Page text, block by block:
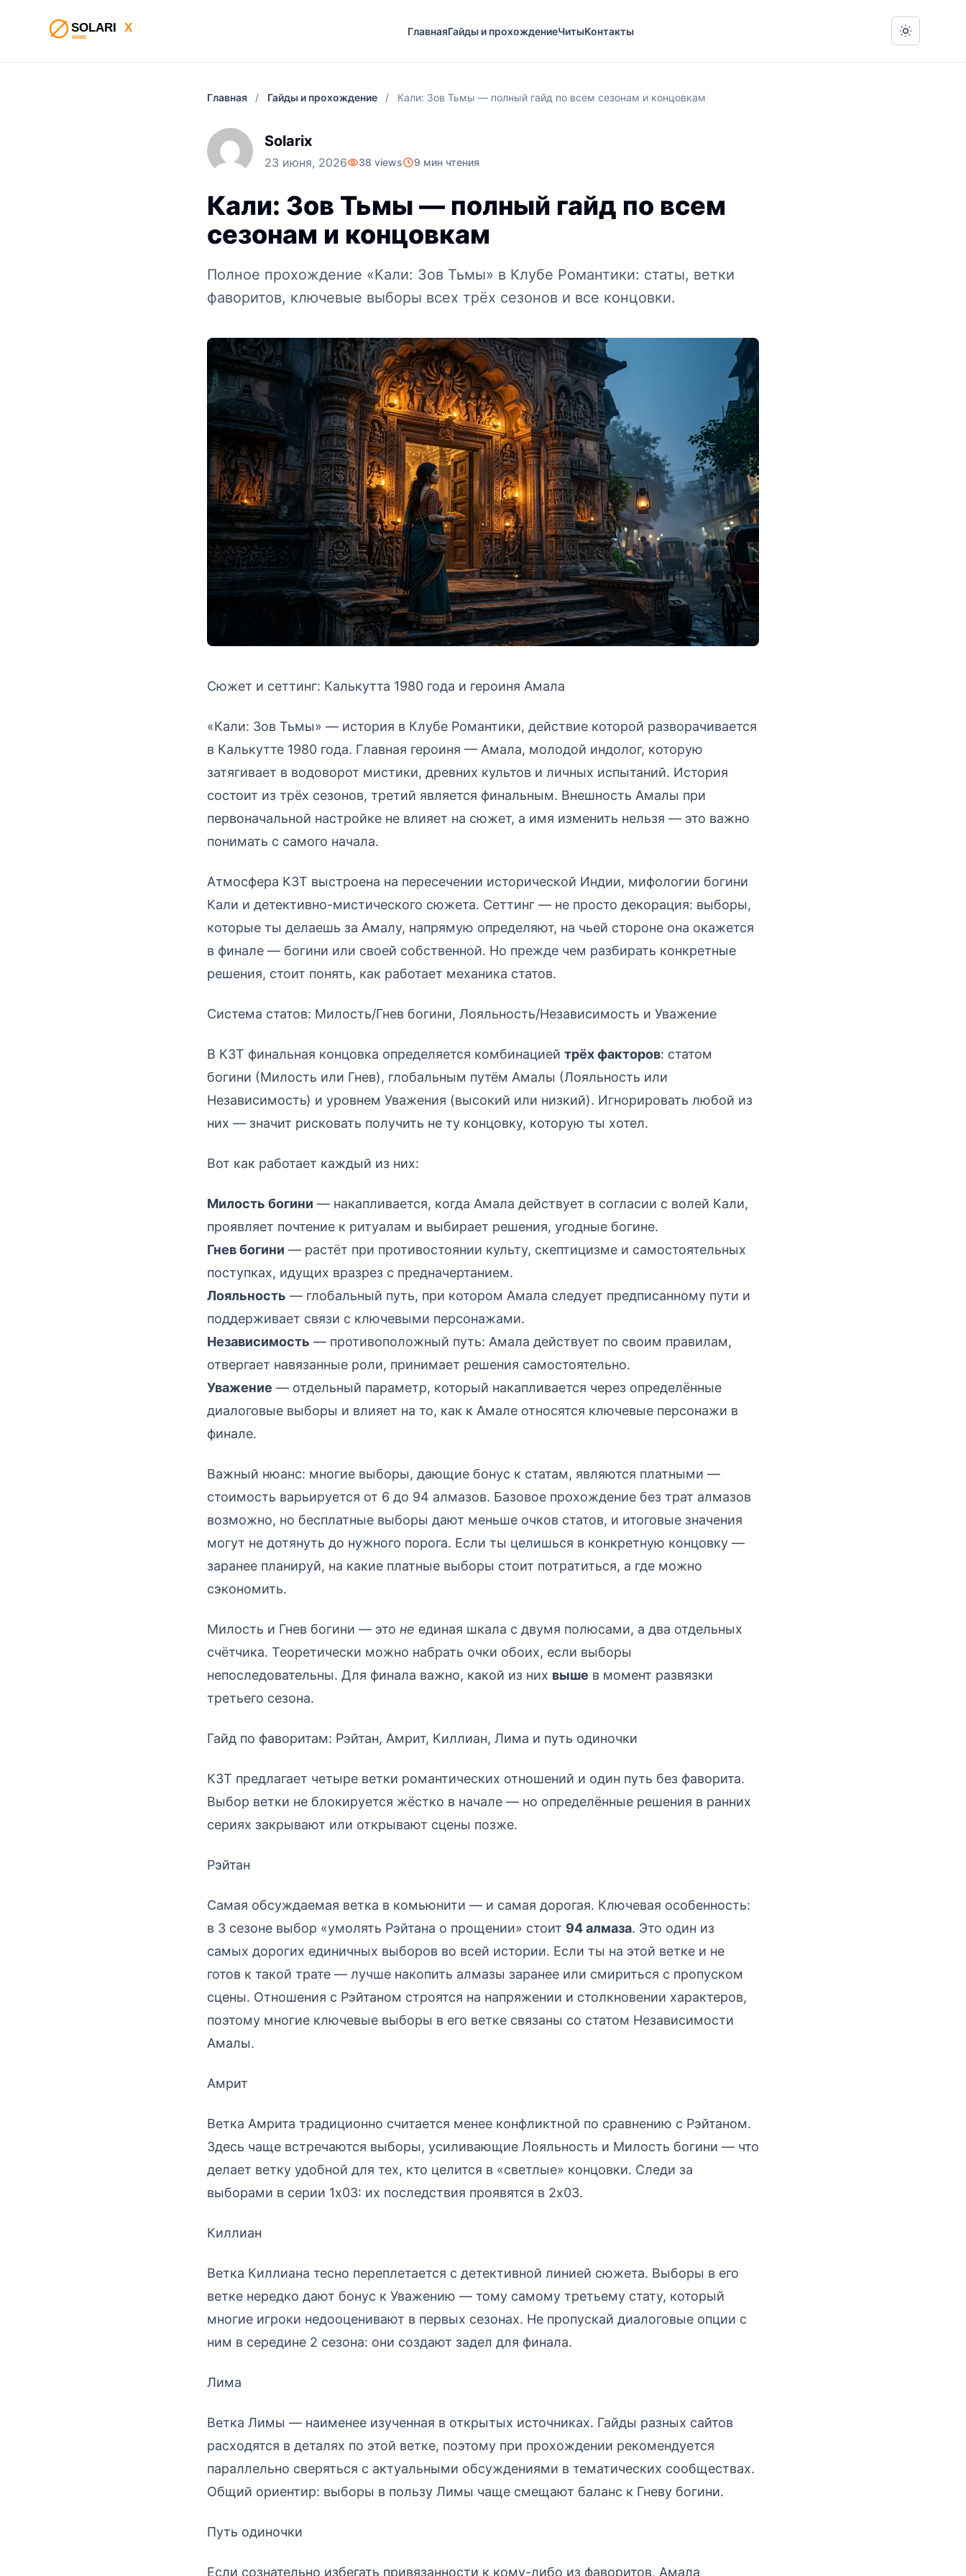
ГлавнаяГайды и прохождениеЧитыКонтакты Switch to
Главная / Гайды и прохождение / Кали: Зов Тьмы — полный гайд по всем сезонам и концовкам
Solarix
23 июня, 2026 38 views 9 мин чтения
Кали: Зов Тьмы — полный гайд по всем
сезонам и концовкам
Полное прохождение «Кали: Зов Тьмы» в Клубе Романтики: статы, ветки
фаворитов, ключевые выборы всех трёх сезонов и все концовки.
Сюжет и сеттинг: Калькутта 1980 года и героиня Амала
«Кали: Зов Тьмы» — история в Клубе Романтики, действие которой разворачивается
в Калькутте 1980 года. Главная героиня — Амала, молодой индолог, которую
затягивает в водоворот мистики, древних культов и личных испытаний. История
состоит из трёх сезонов, третий является финальным. Внешность Амалы при
первоначальной настройке не влияет на сюжет, а имя изменить нельзя — это важно
понимать с самого начала.
Атмосфера КЗТ выстроена на пересечении исторической Индии, мифологии богини
Кали и детективно-мистического сюжета. Сеттинг — не просто декорация: выборы,
которые ты делаешь за Амалу, напрямую определяют, на чьей стороне она окажется
в финале — богини или своей собственной. Но прежде чем разбирать конкретные
решения, стоит понять, как работает механика статов.
Система статов: Милость/Гнев богини, Лояльность/Независимость и Уважение
В КЗТ финальная концовка определяется комбинацией трёх факторов: статом
богини (Милость или Гнев), глобальным путём Амалы (Лояльность или
Независимость) и уровнем Уважения (высокий или низкий). Игнорировать любой из
них — значит рисковать получить не ту концовку, которую ты хотел.
Вот как работает каждый из них:
Милость богини — накапливается, когда Амала действует в согласии с волей Кали,
проявляет почтение к ритуалам и выбирает решения, угодные богине.
Гнев богини — растёт при противостоянии культу, скептицизме и самостоятельных
поступках, идущих вразрез с предначертанием.
Лояльность — глобальный путь, при котором Амала следует предписанному пути и
поддерживает связи с ключевыми персонажами.
Независимость — противоположный путь: Амала действует по своим правилам,
отвергает навязанные роли, принимает решения самостоятельно.
Уважение — отдельный параметр, который накапливается через определённые
диалоговые выборы и влияет на то, как к Амале относятся ключевые персонажи в
финале.
Важный нюанс: многие выборы, дающие бонус к статам, являются платными —
стоимость варьируется от 6 до 94 алмазов. Базовое прохождение без трат алмазов
возможно, но бесплатные выборы дают меньше очков статов, и итоговые значения
могут не дотянуть до нужного порога. Если ты целишься в конкретную концовку —
заранее планируй, на какие платные выборы стоит потратиться, а где можно
сэкономить.
Милость и Гнев богини — это не единая шкала с двумя полюсами, а два отдельных
счётчика. Теоретически можно набрать очки обоих, если выборы
непоследовательны. Для финала важно, какой из них выше в момент развязки
третьего сезона.
Гайд по фаворитам: Рэйтан, Амрит, Киллиан, Лима и путь одиночки
КЗТ предлагает четыре ветки романтических отношений и один путь без фаворита.
Выбор ветки не блокируется жёстко в начале — но определённые решения в ранних
сериях закрывают или открывают сцены позже.
Рэйтан
Самая обсуждаемая ветка в комьюнити — и самая дорогая. Ключевая особенность:
в 3 сезоне выбор «умолять Рэйтана о прощении» стоит 94 алмаза. Это один из
самых дорогих единичных выборов во всей истории. Если ты на этой ветке и не
готов к такой трате — лучше накопить алмазы заранее или смириться с пропуском
сцены. Отношения с Рэйтаном строятся на напряжении и столкновении характеров,
поэтому многие ключевые выборы в его ветке связаны со статом Независимости
Амалы.
Амрит
Ветка Амрита традиционно считается менее конфликтной по сравнению с Рэйтаном.
Здесь чаще встречаются выборы, усиливающие Лояльность и Милость богини — что
делает ветку удобной для тех, кто целится в «светлые» концовки. Следи за
выборами в серии 1х03: их последствия проявятся в 2х03.
Киллиан
Ветка Киллиана тесно переплетается с детективной линией сюжета. Выборы в его
ветке нередко дают бонус к Уважению — тому самому третьему стату, который
многие игроки недооценивают в первых сезонах. Не пропускай диалоговые опции с
ним в середине 2 сезона: они создают задел для финала.
Лима
Ветка Лимы — наименее изученная в открытых источниках. Гайды разных сайтов
расходятся в деталях по этой ветке, поэтому при прохождении рекомендуется
параллельно сверяться с актуальными обсуждениями в тематических сообществах.
Общий ориентир: выборы в пользу Лимы чаще смещают баланс к Гневу богини.
Путь одиночки
Если сознательно избегать привязанности к кому-либо из фаворитов, Амала